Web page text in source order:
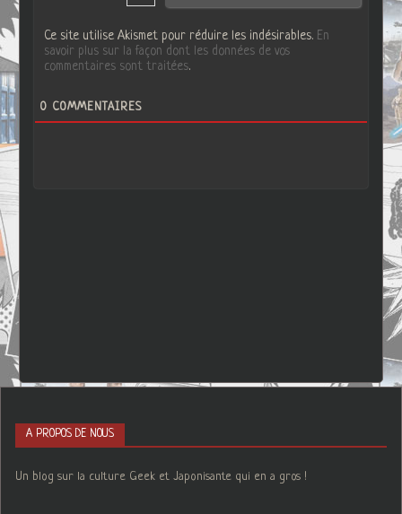
Ce site utilise Akismet pour réduire les indésirables. En
savoir plus sur la façon dont les données de vos
commentaires sont traitées.
0 COMMENTAIRES
A PROPOS DE NOUS
Un blog sur la culture Geek et Japonisante qui en a gros !